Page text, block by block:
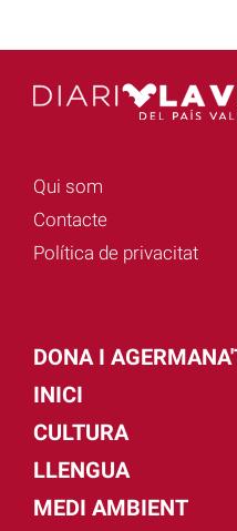
Qui som
Contacte
Política de privacitat
DONA I
INICI
CULTURA
LLENGUA
MEDI AMBIENT